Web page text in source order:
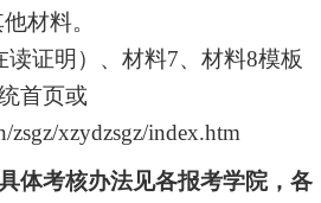
材料。
读证明）、材料7、材料8模板
首页或
zsgz/xzydzsgz/index.htm
体考核办法见各报考学院，各